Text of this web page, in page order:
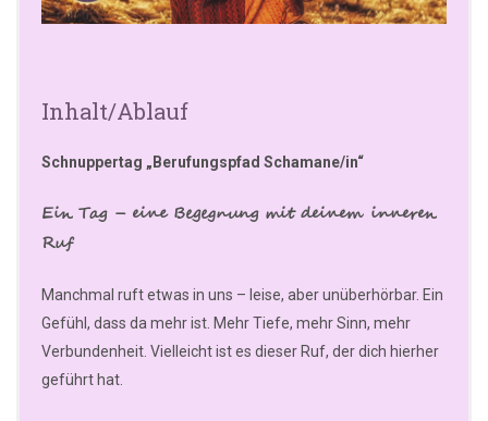
Inhalt/Ablauf
Schnuppertag „Berufungspfad Schamane/in“
Ein Tag – eine Begegnung mit deinem inneren
Ruf
Manchmal ruft etwas in uns – leise, aber unüberhörbar. Ein
Gefühl, dass da mehr ist. Mehr Tiefe, mehr Sinn, mehr
Verbundenheit. Vielleicht ist es dieser Ruf, der dich hierher
geführt hat.